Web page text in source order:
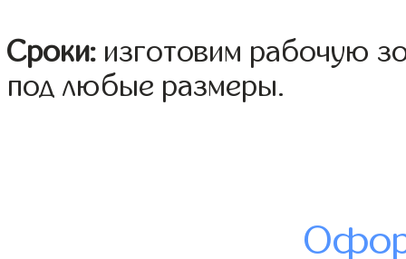
Сроки: изготовим рабочую
под любые размеры.